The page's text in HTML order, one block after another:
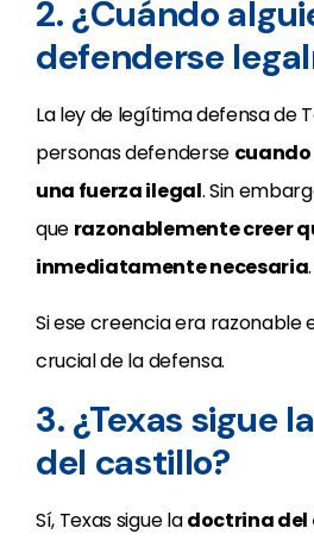
2. ¿Cuándo
defenderse
La ley de legítima defensa de
personas defenderse
una fuerza ilegal. Sin
que razonablemente creer
inmediatamente necesaria.
Si ese creencia era razonable
crucial de la defensa.
3. ¿Texas sigue
del castillo?
Sí, Texas sigue ladoctrina